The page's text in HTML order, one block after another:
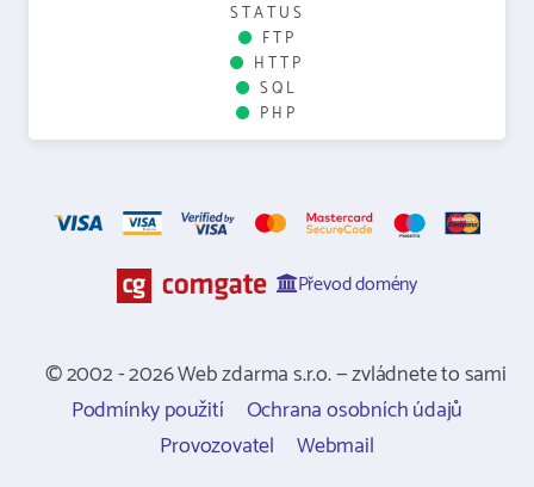
STATUS
FTP
HTTP
SQL
PHP
Převod domény
© 2002 - 2026 Web zdarma s.r.o. — zvládnete to sami
Podmínky použití
Ochrana osobních údajů
Provozovatel
Webmail